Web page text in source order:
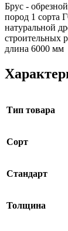
Брус -
пород 1 сорта
натуральной
строительных
длина 6000 мм
Тип товара
Сорт
Стандарт
Толщина